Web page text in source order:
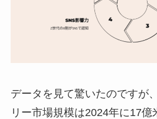
データを見て驚いたのですが
リー市場規模は2024年に17億